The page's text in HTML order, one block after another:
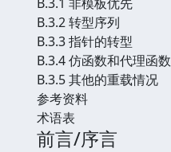
B.3.2 转型序列
B.3.3 指针的转型
B.3.4 仿函数和代理函数
B.3.5 其他的重载情况
参考资料
术语表
前言/序言